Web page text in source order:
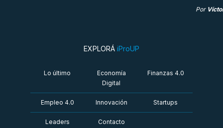
Por
EXPLORÁ iProUP
Lo último
Economía
Digital
Finanzas 4.0
Empleo 4.0 Innovación Startups
Leaders Contacto